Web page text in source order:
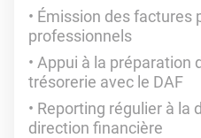
Émission des factures
professionnels
Appui à la préparation
trésorerie avec le DAF
Reporting régulier à la
direction financière